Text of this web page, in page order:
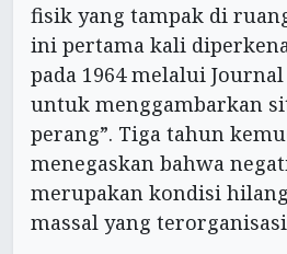
fisik yang tampak di
ini pertama kali
pada 1964 melalui Journal
untuk menggambarkan
perang”. Tiga tahun
menegaskan bahwa
merupakan kondisi
massal yang